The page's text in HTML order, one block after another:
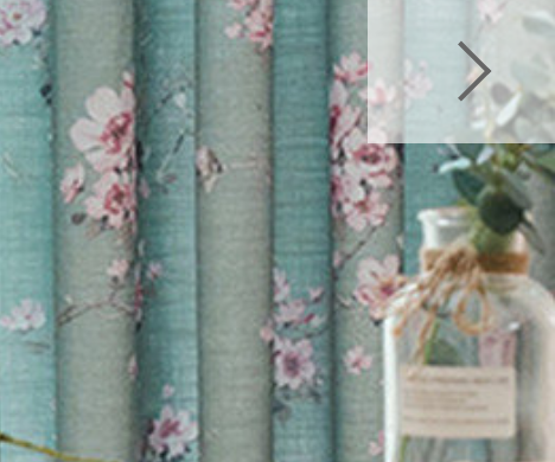
ン
Sabine ドレープカー
> Sabine ドレープカー
ン > Sabine ドレー